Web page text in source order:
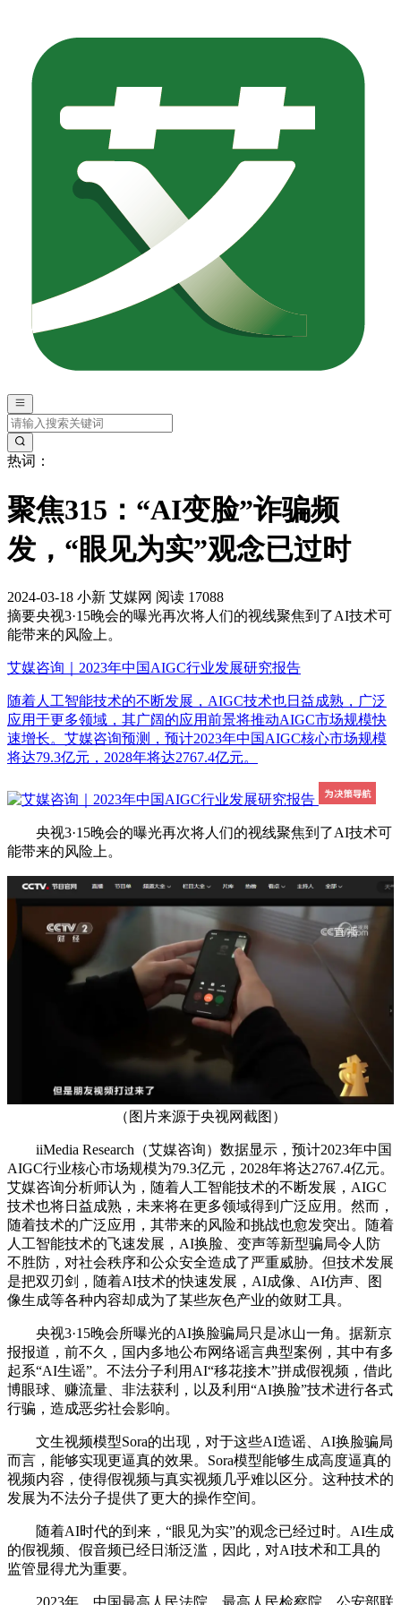
热词：
聚焦315：“AI变脸”诈骗频
发，“眼见为实”观念已过时
2024-03-18 小新 艾媒网 阅读 17088
摘要央视3·15晚会的曝光再次将人们的视线聚焦到了AI技术可
能带来的风险上。
艾媒咨询｜2023年中国AIGC行业发展研究报告
随着人工智能技术的不断发展，AIGC技术也日益成熟，广泛
应用于更多领域，其广阔的应用前景将推动AIGC市场规模快
速增长。艾媒咨询预测，预计2023年中国AIGC核心市场规模
将达79.3亿元，2028年将达2767.4亿元。
央视3·15晚会的曝光再次将人们的视线聚焦到了AI技术可
能带来的风险上。
（图片来源于央视网截图）
iiMedia Research（艾媒咨询）数据显示，预计2023年中国
AIGC行业核心市场规模为79.3亿元，2028年将达2767.4亿元。
艾媒咨询分析师认为，随着人工智能技术的不断发展，AIGC
技术也将日益成熟，未来将在更多领域得到广泛应用。然而，
随着技术的广泛应用，其带来的风险和挑战也愈发突出。随着
人工智能技术的飞速发展，AI换脸、变声等新型骗局令人防
不胜防，对社会秩序和公众安全造成了严重威胁。但技术发展
是把双刃剑，随着AI技术的快速发展，AI成像、AI仿声、图
像生成等各种内容却成为了某些灰色产业的敛财工具。
央视3·15晚会所曝光的AI换脸骗局只是冰山一角。据新京
报报道，前不久，国内多地公布网络谣言典型案例，其中有多
起系“AI生谣”。不法分子利用AI“移花接木”拼成假视频，借此
博眼球、赚流量、非法获利，以及利用“AI换脸”技术进行各式
行骗，造成恶劣社会影响。
文生视频模型Sora的出现，对于这些AI造谣、AI换脸骗局
而言，能够实现更逼真的效果。Sora模型能够生成高度逼真的
视频内容，使得假视频与真实视频几乎难以区分。这种技术的
发展为不法分子提供了更大的操作空间。
随着AI时代的到来，“眼见为实”的观念已经过时。AI生成
的假视频、假音频已经日渐泛滥，因此，对AI技术和工具的
监管显得尤为重要。